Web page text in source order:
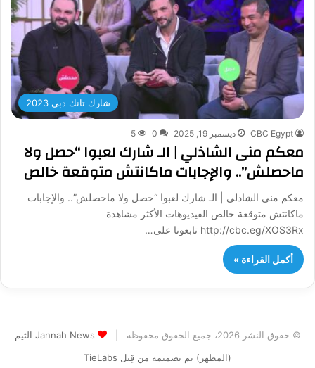
شارك تانك دبي 2023
CBC Egypt ديسمبر 19, 2025 0
5
معكم منى الشاذلي | الـ شارك لعبوا “حصل ولا
ماحصلش”.. والإجابات ماكانتش متوقعة خالص
معكم منى الشاذلي | الـ شارك لعبوا “حصل ولا ماحصلش”.. والإجابات
ماكانتش متوقعة خالص الفيديوهات الأكثر مشاهدة
http://cbc.eg/XOS3Rx تابعونا على…
أكمل القراءة »
© حقوق النشر 2026، جميع الحقوق محفوظة |
Jannah News الثيم
(المظهر) تم تصميمه من قِبل TieLabs